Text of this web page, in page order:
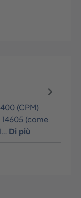
(CPM)
(come
Di più